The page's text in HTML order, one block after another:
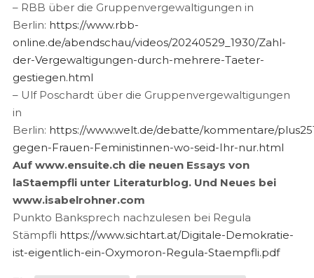
– RBB über die Gruppenvergewaltigungen in
Berlin: https://www.rbb-
online.de/abendschau/videos/20240529_1930/Zahl-
der-Vergewaltigungen-durch-mehrere-Taeter-
gestiegen.html
– Ulf Poschardt über die Gruppenvergewaltigungen
in
Berlin: https://www.welt.de/debatte/kommentare/
gegen-Frauen-Feministinnen-wo-seid-Ihr-nur.html
Auf www.ensuite.ch die neuen Essays von
laStaempfli unter Literaturblog. Und Neues bei
www.isabelrohner.com
Punkto Banksprech nachzulesen bei Regula
Stämpfli https://www.sichtart.at/Digitale-Demokratie-
ist-eigentlich-ein-Oxymoron-Regula-Staempfli.pdf